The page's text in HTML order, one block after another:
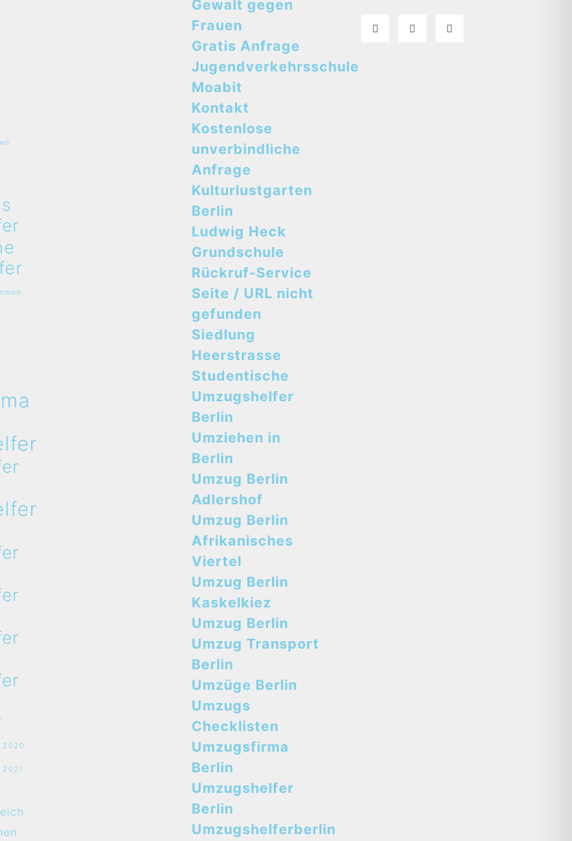
2020
2021
Gewalt gegen
Frauen
Gratis Anfrage
Jugendverkehrsschule
Moabit
Kontakt
Kostenlose
unverbindliche
Anfrage
Kulturlustgarten
Berlin
Ludwig Heck
Grundschule
Rückruf-Service
Seite / URL nicht
gefunden
Siedlung
Heerstrasse
Studentische
Umzugshelfer
Berlin
Umziehen in
Berlin
Umzug Berlin
Adlershof
Umzug Berlin
Afrikanisches
Viertel
Umzug Berlin
Kaskelkiez
Umzug Berlin
Umzug Transport
Berlin
Umzüge Berlin
Umzugs
Checklisten
Umzugsfirma
Berlin
Umzugshelfer
Berlin
Umzugshelferberlin